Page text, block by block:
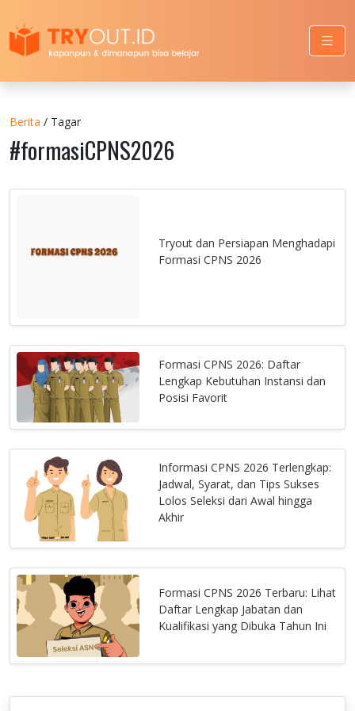
Berita / Tagar
#formasiCPNS2026
Tryout dan Persiapan Menghadapi
Formasi CPNS 2026
Formasi CPNS 2026: Daftar
Lengkap Kebutuhan Instansi dan
Posisi Favorit
Informasi CPNS 2026 Terlengkap:
Jadwal, Syarat, dan Tips Sukses
Lolos Seleksi dari Awal hingga
Akhir
Formasi CPNS 2026 Terbaru: Lihat
Daftar Lengkap Jabatan dan
Kualifikasi yang Dibuka Tahun Ini